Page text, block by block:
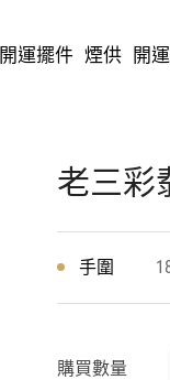
開運擺件 煙供 開
老三彩
手圍
購買數量